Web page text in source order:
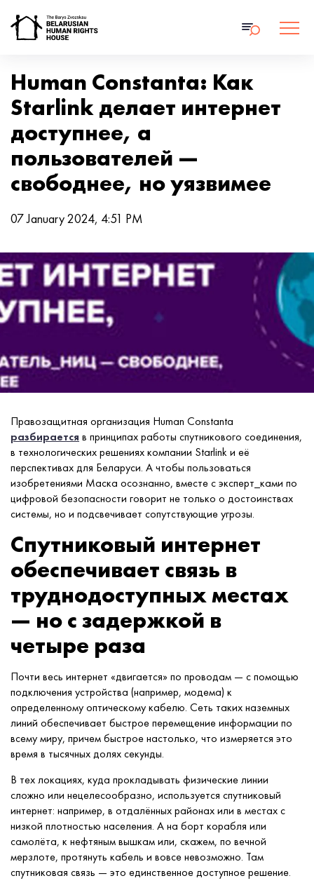
Human Constanta: Как
Starlink делает интернет
доступнее, а
пользователей —
свободнее, но уязвимее
07 January 2024, 4:51 PM
Правозащитная организация Human Constanta
разбирается в принципах работы спутникового соединения,
в технологических решениях компании Starlink и её
перспективах для Беларуси. А чтобы пользоваться
изобретениями Маска осознанно, вместе с эксперт_ками по
цифровой безопасности говорит не только о достоинствах
системы, но и подсвечивает сопутствующие угрозы.
Спутниковый интернет
обеспечивает связь в
труднодоступных местах
— но с задержкой в
четыре раза
Почти весь интернет «двигается» по проводам — с помощью
подключения устройства (например, модема) к
определенному оптическому кабелю. Сеть таких наземных
линий обеспечивает быстрое перемещение информации по
всему миру, причем быстрое настолько, что измеряется это
время в тысячных долях секунды.
В тех локациях, куда прокладывать физические линии
сложно или нецелесообразно, используется спутниковый
интернет: например, в отдалённых районах или в местах с
низкой плотностью населения. А на борт корабля или
самолёта, к нефтяным вышкам или, скажем, по вечной
мерзлоте, протянуть кабель и вовсе невозможно. Там
спутниковая связь — это единственное доступное решение.